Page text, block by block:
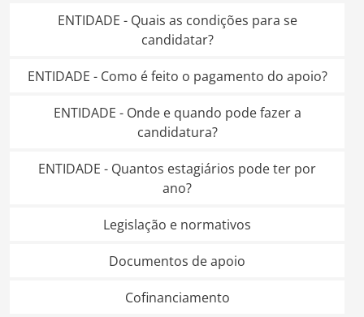
ENTIDADE - Quais as condições para se
candidatar?
ENTIDADE - Como é feito o pagamento do apoio?
ENTIDADE - Onde e quando pode fazer a
candidatura?
ENTIDADE - Quantos estagiários pode ter por
ano?
Legislação e normativos
Documentos de apoio
Cofinanciamento